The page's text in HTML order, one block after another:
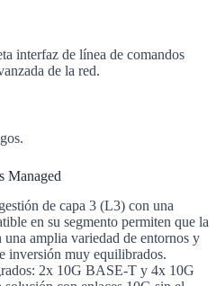
interfaz de línea de comandos
de la red.
Managed
de capa 3 (L3) con una
en su segmento permiten que la
amplia variedad de entornos y
inversión muy equilibrados.
2x 10G BASE-T y 4x 10G